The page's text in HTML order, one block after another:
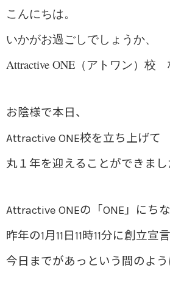
こんにちは。
いかがお過ごしでしょうか、
Attractive ONE（アトワン）校
お陰様で本日、
Attractive ONE校を立ち上げて
丸１年を迎えることができまし
Attractive ONEの「ONE」にちな
昨年の1月11日11時11分に創立宣
今日までがあっという間のよう